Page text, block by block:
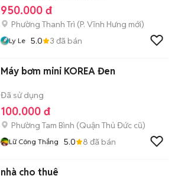
950.000 đ
Phường Thanh Trì (P. Vĩnh Hưng mới)
Ly Le 5.0 3 đã bán
Máy bơm mini KOREA Đen
Đã sử dụng
100.000 đ
Phường Tam Bình (Quận Thủ Đức cũ)
Lữ Công Thắng 5.0 8 đã bán
nhà cho thuê